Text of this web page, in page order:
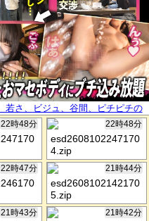
さ、ビジュ、谷間、ピチピチの
舐められたもんです。もちろんつ
せます。おマセボディにブチ込み
の気になるのが早い雑魚マンで
22時48分 22時48分
esd2608102247170
4.zip
22時47分 21時44分
esd2608102142170
5.zip
21時43分 21時42分